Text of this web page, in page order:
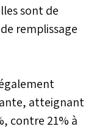
sont de
remplissage
atteignant
contre 21% à